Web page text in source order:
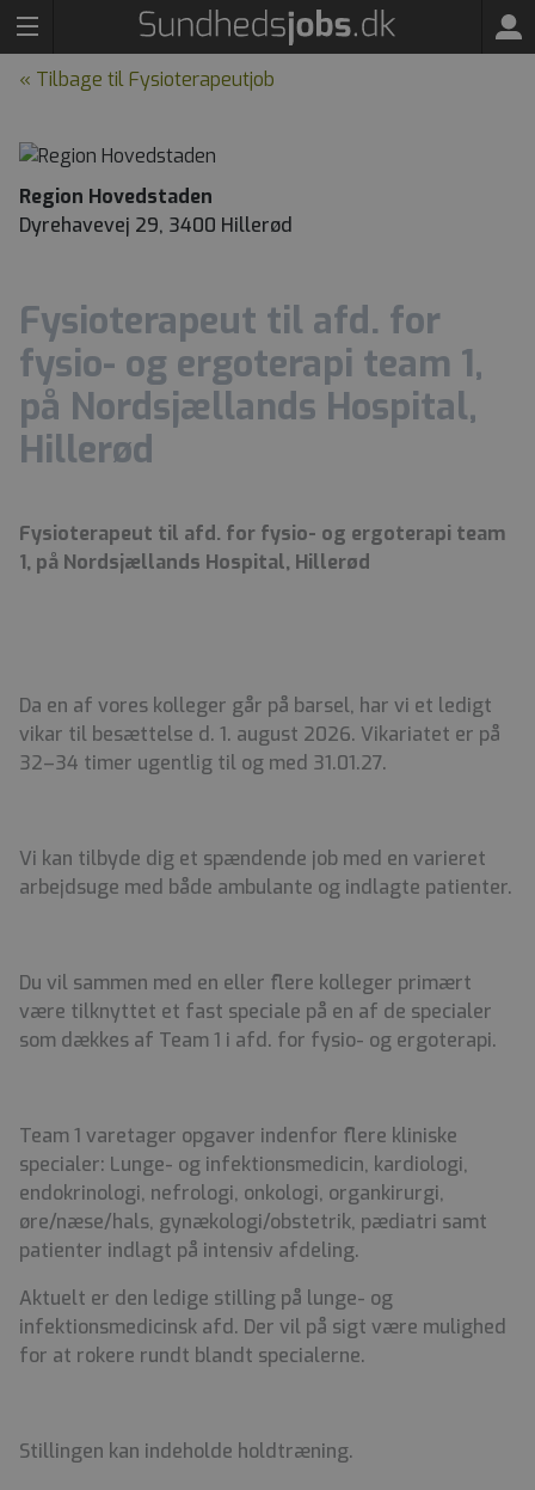
« Tilbage til Fysioterapeutjob
Region Hovedstaden
Dyrehavevej 29, 3400 Hillerød
Fysioterapeut til afd. for
fysio- og ergoterapi team 1,
på Nordsjællands Hospital,
Hillerød
Fysioterapeut til afd. for fysio- og ergoterapi team
1, på Nordsjællands Hospital, Hillerød
Da en af vores kolleger går på barsel, har vi et ledigt
vikar til besættelse d. 1. august 2026. Vikariatet er på
32–34 timer ugentlig til og med 31.01.27.
Vi kan tilbyde dig et spændende job med en varieret
arbejdsuge med både ambulante og indlagte patienter.
Du vil sammen med en eller flere kolleger primært
være tilknyttet et fast speciale på en af de specialer
som dækkes af Team 1 i afd. for fysio- og ergoterapi.
Team 1 varetager opgaver indenfor flere kliniske
specialer: Lunge- og infektionsmedicin, kardiologi,
endokrinologi, nefrologi, onkologi, organkirurgi,
øre/næse/hals, gynækologi/obstetrik, pædiatri samt
patienter indlagt på intensiv afdeling.
Aktuelt er den ledige stilling på lunge- og
infektionsmedicinsk afd. Der vil på sigt være mulighed
for at rokere rundt blandt specialerne.
Stillingen kan indeholde holdtræning.